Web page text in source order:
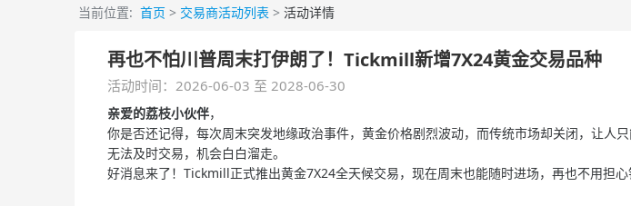
当前位置: 首页 > 交易商活动列表 > 活动详情
再也不怕川普周末打伊朗了！Tickmill新增7X24黄金交易品种
活动时间：2026-06-03 至 2028-06-30
亲爱的荔枝小伙伴，
你是否还记得，每次周末突发地缘政治事件，黄金价格剧烈波动，而传统市场却关闭，让人
无法及时交易，机会白白溜走。
好消息来了！Tickmill正式推出黄金7X24全天候交易，现在周末也能随时进场，再也不用担心